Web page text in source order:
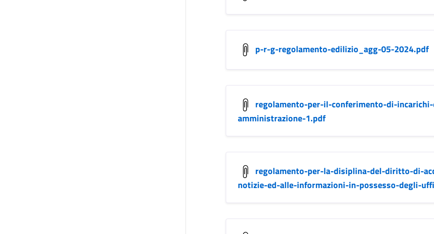
p-r-g-regolamento-edilizio_agg-05-2024.pdf
regolamento-per-il-conferimento-di-
amministrazione-1.pdf
regolamento-per-la-disiplina-del-diritto-di-
notizie-ed-alle-informazioni-in-possesso-degli-